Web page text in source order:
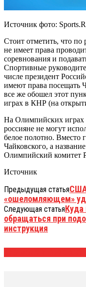
Источник фото:
Стоит отметить, что
не имеет права
соревнования и
Спортивные
числе президент
имеют права посещать
все же обошел этот
играх в КНР (на
На Олимпийских играх
россияне не могут
белое полотно.
Чайковского, а
Олимпийский комитет
Источник
Предыдущая статьяСША
«ошеломляющем»
Следующая статьяКуда
обращаться при
инструкция